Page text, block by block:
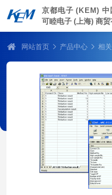
京都电子 (KEM) 中
可睦电子 (上海) 商贸
网站首页 产品中心 相